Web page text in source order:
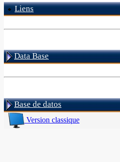
Liens
Data Base
Base de datos
Version classique